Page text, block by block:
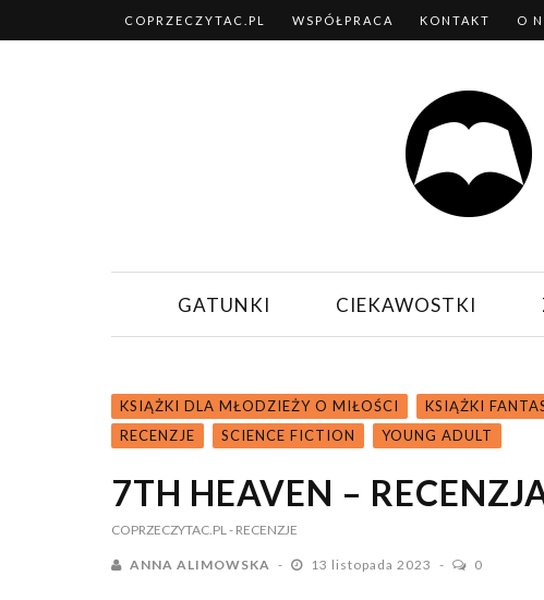
COPRZECZYTAC.PL WSPÓŁPRACA KONTAKT O
GATUNKI CIEKAWOSTKI
KSIĄŻKI DLA MŁODZIEŻY O MIŁOŚCI KSIĄŻKI
RECENZJE
SCIENCE FICTION YOUNG ADULT
7TH HEAVEN –
COPRZECZYTAC.PL- RECENZJE
ANNA ALIMOWSKA 13 listopada 2023 0